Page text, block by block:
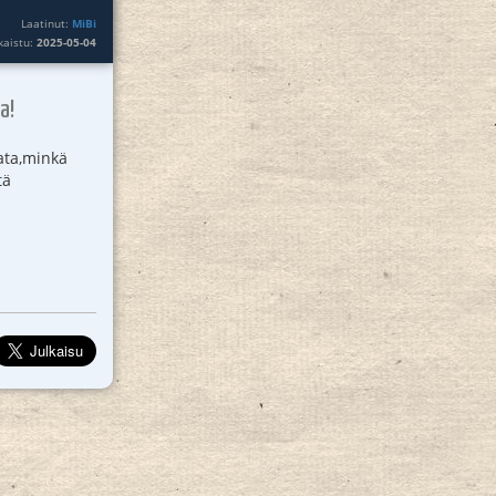
Laatinut: MiBi
2025-05-04